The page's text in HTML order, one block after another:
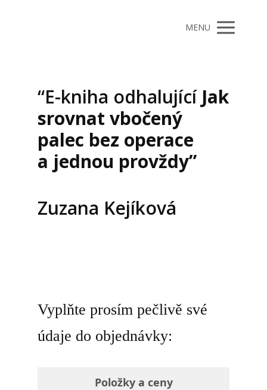
MENU
“E-kniha odhalující Jak
srovnat vbočený
palec bez operace
a jednou provždy”
Zuzana Kejíková
Vyplňte prosím pečlivě své
údaje do objednávky:
Položky a ceny